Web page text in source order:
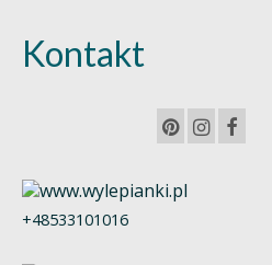
Kontakt
+48533101016